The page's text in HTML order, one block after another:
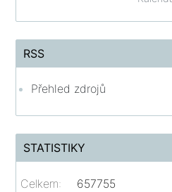
RSS
Přehled zdrojů
STATISTIKY
Celkem:
657755